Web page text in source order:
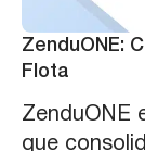
ZenduONE:
Flota
ZenduONE
que